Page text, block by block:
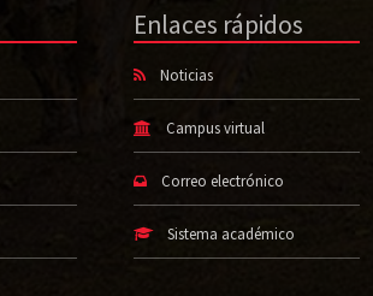
Enlaces rápidos
Noticias
Campus virtual
Correo electrónico
Sistema académico